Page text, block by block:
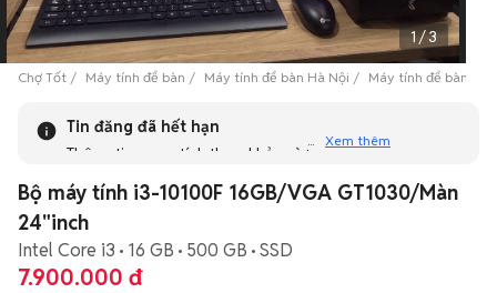
1/3
Chợ Tốt Máy tính để bàn Máy tính để bàn Hà Nội Máy tính để bàn
Tin đăng đã hết hạn
Thông tin mang tính tham khảo và bạn không thể liên hệ
tương tự khác dưới đây nhé!
Xem thêm
Bộ máy tính i3-10100F 16GB/VGA GT1030/Màn
24"inch
Intel Core i3 16 GB 500 GB SSD
7.900.000 đ